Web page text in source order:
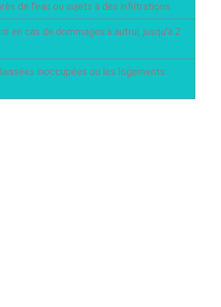
de l’eau ou sujets à des infiltrations.
en cas de dommages à autrui, jusqu’à 2
inoccupées ou les logements